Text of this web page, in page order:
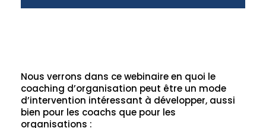
Nous verrons dans ce webinaire en quoi le
coaching d’organisation peut être un mode
d’intervention intéressant à développer, aussi
bien pour les coachs que pour les
organisations :